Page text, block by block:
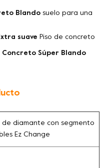
Blando suelo para una
suave Piso de concreto
Concreto Súper Blando
diamante con segmento
Ez Change